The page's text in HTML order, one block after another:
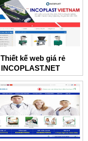
Thiết kế web giá rẻ
INCOPLAST.NET